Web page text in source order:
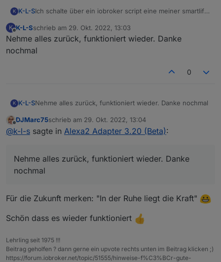
K K-L-SIch schalte über ein iobroker script eine meiner smartlife
genau
das geht eben nicht mehr.
K
Offline
K-L-Sschrieb am 29. Okt. 2022, 13:03
zuletzt editiert von
Nehme alles zurück, funktioniert wieder. Danke
nochmal
0
K K-L-SNehme alles zurück, funktioniert wieder. Danke nochmal
Offline
DJMarc75schrieb am 29. Okt. 2022, 13:04
zuletzt editiert von
@k-l-s sagte in Alexa2 Adapter 3.20 (Beta):
Nehme alles zurück, funktioniert wieder. Danke
nochmal
Für die Zukunft merken: "In der Ruhe liegt die Kraft"
Schön dass es wieder funktioniert
Lehrling seit 1975 !!!
Beitrag geholfen ? dann gerne ein upvote rechts unten im Beitrag klicken ;)
https://forum.iobroker.net/topic/51555/hinweise-f%C3%BCr-gute-